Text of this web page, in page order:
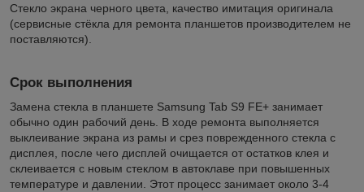
Стекло экрана черного цвета, качество имитация оригинала
(сервисные стёкла для ремонта планшетов производителем не
поставляются).
Срок выполнения
Замена стекла в планшете Samsung Tab S9 FE+ занимает
обычно один рабочий день. В ходе ремонта выполняется
выклеивание экрана из рамы и срез поврежденного стекла с
дисплея, после чего дисплей очищается от остатков клея и
склеивается с новым стеклом в автоклаве при повышенных
температуре и давлении. Этот процесс занимает около 3-4